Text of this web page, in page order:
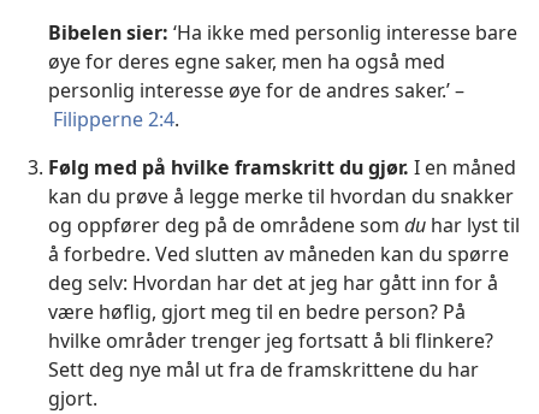
Bibelen sier: ‘Ha ikke med personlig interesse bare
øye for deres egne saker, men ha også med
personlig interesse øye for de andres saker.’ –
Filipperne 2:4.
Følg med på hvilke framskritt du gjør. I en måned
kan du prøve å legge merke til hvordan du snakker
og oppfører deg på de områdene som du har lyst til
å forbedre. Ved slutten av måneden kan du spørre
deg selv: Hvordan har det at jeg har gått inn for å
være høflig, gjort meg til en bedre person? På
hvilke områder trenger jeg fortsatt å bli flinkere?
Sett deg nye mål ut fra de framskrittene du har
gjort.